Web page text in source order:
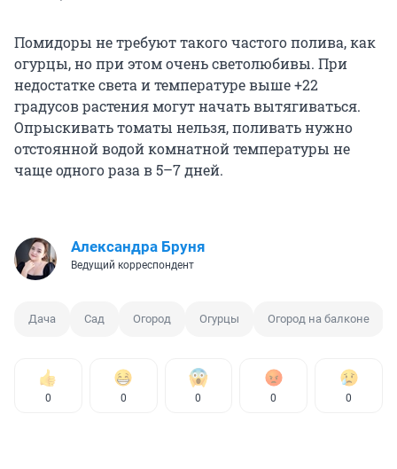
Помидоры не требуют такого частого полива, как
огурцы, но при этом очень светолюбивы. При
недостатке света и температуре выше +22
градусов растения могут начать вытягиваться.
Опрыскивать томаты нельзя, поливать нужно
отстоянной водой комнатной температуры не
чаще одного раза в 5–7 дней.
Александра Бруня
Ведущий корреспондент
Дача Сад Огород Огурцы Огород на балконе
0 0 0 0 0